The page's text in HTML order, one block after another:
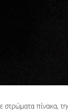
πίνακα,